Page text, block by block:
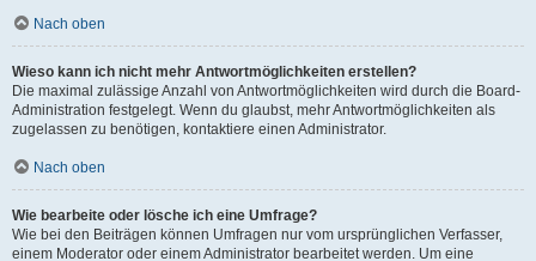
Nach oben
Wieso kann ich nicht mehr Antwortmöglichkeiten erstellen?
Die maximal zulässige Anzahl von Antwortmöglichkeiten wird durch die Board-
Administration festgelegt. Wenn du glaubst, mehr Antwortmöglichkeiten als
zugelassen zu benötigen, kontaktiere einen Administrator.
Nach oben
Wie bearbeite oder lösche ich eine Umfrage?
Wie bei den Beiträgen können Umfragen nur vom ursprünglichen Verfasser,
einem Moderator oder einem Administrator bearbeitet werden. Um eine